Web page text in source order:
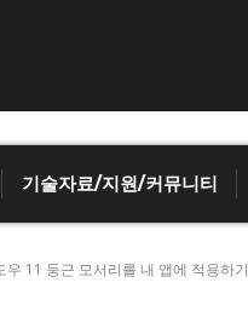
기술자료/지원/커뮤니티
우 11 둥근 모서리를 내 앱에 적용하기